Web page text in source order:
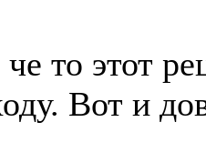
то этот
Вот и